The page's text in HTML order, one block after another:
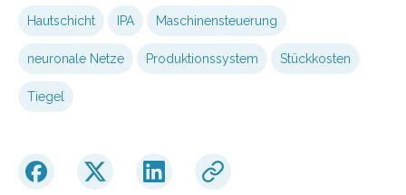
Hautschicht IPA Maschinensteuerung
neuronale Netze Produktionssystem Stückkosten
Tiegel